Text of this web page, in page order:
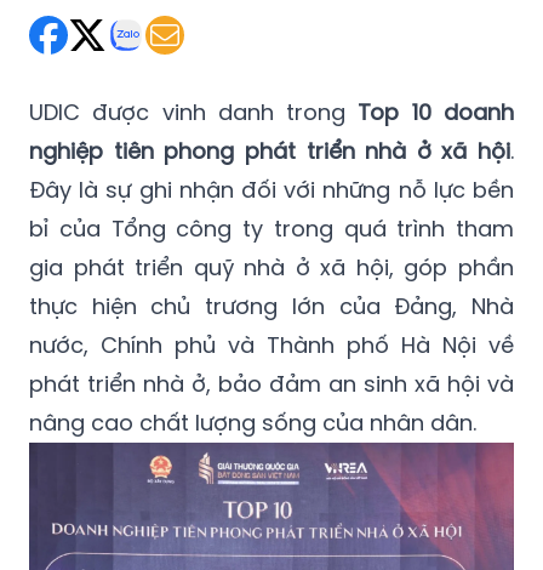
UDIC được vinh danh trong Top 10 doanh
nghiệp tiên phong phát triển nhà ở xã hội.
Đây là sự ghi nhận đối với những nỗ lực bền
bỉ của Tổng công ty trong quá trình tham
gia phát triển quỹ nhà ở xã hội, góp phần
thực hiện chủ trương lớn của Đảng, Nhà
nước, Chính phủ và Thành phố Hà Nội về
phát triển nhà ở, bảo đảm an sinh xã hội và
nâng cao chất lượng sống của nhân dân.